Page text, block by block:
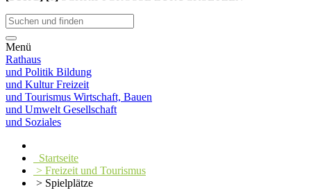
Menü
Rathaus
und Politik Bildung
und KulturFreizeit
und Tourismus Wirtschaft, Bauen
und Umwelt Gesellschaft
und Soziales
Startseite
> Freizeit und Tourismus
> Spielplätze